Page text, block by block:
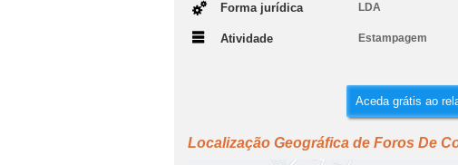
Forma jurídica LDA
Atividade Estampagem
Aceda grátis ao
Localização Geográfica de Foros De